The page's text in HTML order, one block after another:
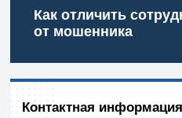
Как отличить
от мошенника
Контактная информация